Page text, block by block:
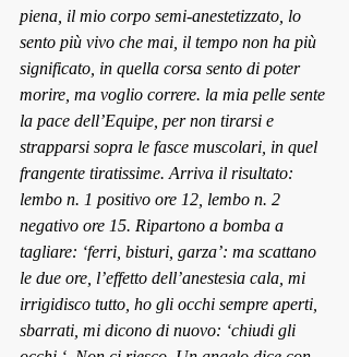
piena, il mio corpo semi-anestetizzato, lo
sento più vivo che mai, il tempo non ha più
significato, in quella corsa sento di poter
morire, ma voglio correre. la mia pelle sente
la pace dell’Equipe, per non tirarsi e
strapparsi sopra le fasce muscolari, in quel
frangente tiratissime. Arriva il risultato:
lembo n. 1 positivo ore 12, lembo n. 2
negativo ore 15. Ripartono a bomba a
tagliare: ‘ferri, bisturi, garza’: ma scattano
le due ore, l’effetto dell’anestesia cala, mi
irrigidisco tutto, ho gli occhi sempre aperti,
sbarrati, mi dicono di nuovo: ‘chiudi gli